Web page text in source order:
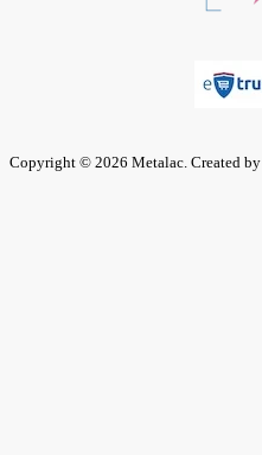
Copyright © 2026 Metalac. Created by